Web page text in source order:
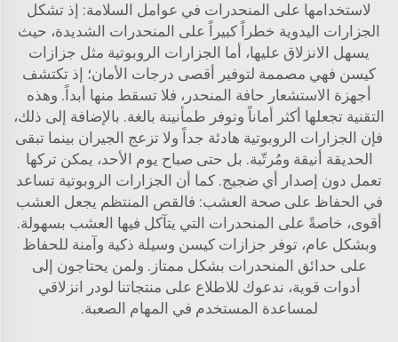
لاستخدامها على المنحدرات في عوامل السلامة: إذ تشكل
الجزارات اليدوية خطراً كبيراً على المنحدرات الشديدة، حيث
يسهل الانزلاق عليها، أما الجزارات الروبوتية مثل جزازات
كيسن فهي مصممة لتوفير أقصى درجات الأمان؛ إذ تكتشف
أجهزة الاستشعار حافة المنحدر، فلا تسقط منها أبداً. وهذه
التقنية تجعلها أكثر أماناً وتوفر طمأنينة بالغة. بالإضافة إلى ذلك،
فإن الجزارات الروبوتية هادئة جداً ولا تزعج الجيران بينما تبقى
الحديقة أنيقة ومُرتّبة. بل حتى صباح يوم الأحد، يمكن تركها
تعمل دون إصدار أي ضجيج. كما أن الجزارات الروبوتية تساعد
في الحفاظ على صحة العشب: فالقص المنتظم يجعل العشب
أقوى، خاصةً على المنحدرات التي يتآكل فيها العشب بسهولة.
وبشكل عام، توفر جزازات كيسن وسيلة ذكية وآمنة للحفاظ
على حدائق المنحدرات بشكل ممتاز. ولمن يحتاجون إلى
أدوات قوية، ندعوك للاطلاع على منتجاتنا لودر انزلاقي
لمساعدة المستخدم في المهام الصعبة.